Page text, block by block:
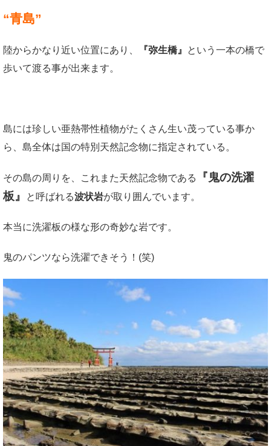
“青島”
陸からかなり近い位置にあり、 『弥生橋』
という一本の橋で
歩いて渡る事が出来ます。
島には珍しい亜熱帯性植物がたくさん生い茂っている事か
ら、島全体は国の特別天然記念物に指定されている。
その島の周りを、これまた天然記念物である
『鬼の洗濯
板』
と呼ばれる波状岩が取り囲んでいます。
本当に洗濯板の様な形の奇妙な岩です。
鬼のパンツなら洗濯できそう！(笑)